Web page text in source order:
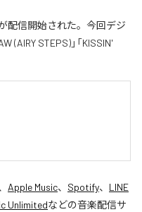
が配信開始された。今回デジ
(AIRY STEPS)」「KISSIN'
Apple Music、 Spotify、 LINE
Unlimitedなどの音楽配信サ